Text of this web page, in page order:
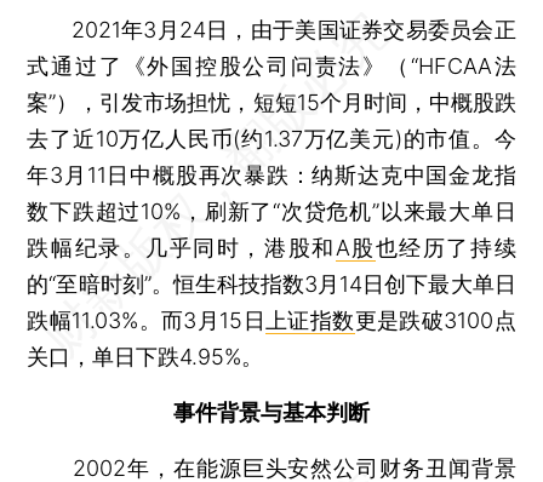
2021年3月24日，由于美国证券交易委员会正
式通过了《外国控股公司问责法》（“HFCAA法
案”），引发市场担忧，短短15个月时间，中概股跌
去了近10万亿人民币(约1.37万亿美元)的市值。今
年3月11日中概股再次暴跌：纳斯达克中国金龙指
数下跌超过10%，刷新了“次贷危机”以来最大单日
跌幅纪录。几乎同时，港股和A股也经历了持续
的“至暗时刻”。恒生科技指数3月14日创下最大单日
跌幅11.03%。而3月15日 上证指数更是跌破3100点
关口，单日下跌4.95%。
事件背景与基本判断
2002年，在能源巨头安然公司财务丑闻背景